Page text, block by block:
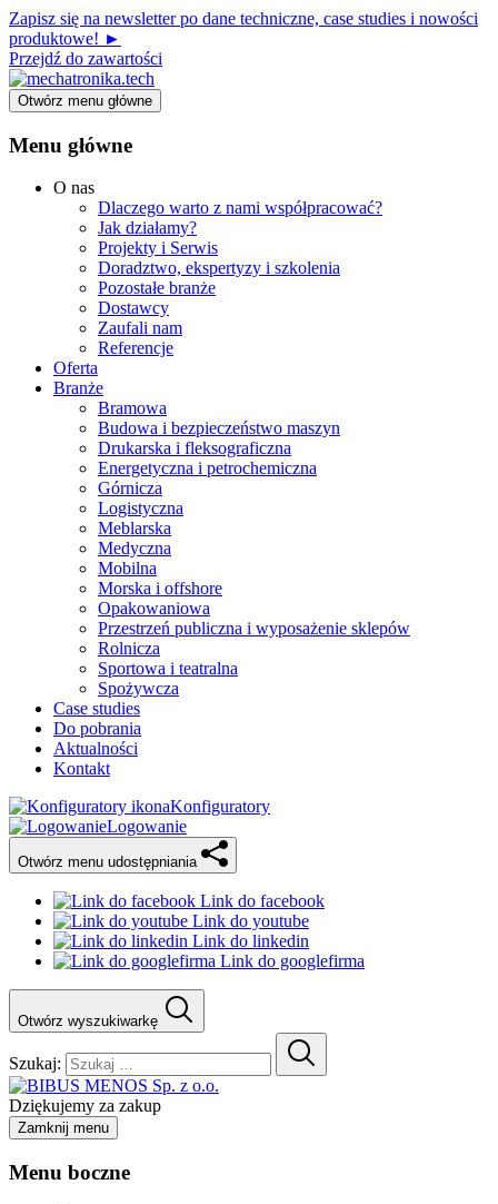
Zapisz się na newsletter po dane techniczne, case studies i nowości
produktowe! ►
Przejdź do zawartości
Otwórz menu główne
Menu główne
O nas
Dlaczego warto z nami współpracować?
Jak działamy?
Projekty i Serwis
Doradztwo, ekspertyzy i szkolenia
Pozostałe branże
Dostawcy
Zaufali nam
Referencje
Oferta
Branże
Bramowa
Budowa i bezpieczeństwo maszyn
Drukarska i fleksograficzna
Energetyczna i petrochemiczna
Górnicza
Logistyczna
Meblarska
Medyczna
Mobilna
Morska i offshore
Opakowaniowa
Przestrzeń publiczna i wyposażenie sklepów
Rolnicza
Sportowa i teatralna
Spożywcza
Case studies
Do pobrania
Aktualności
Kontakt
Konfiguratory
Logowanie
Otwórz menu udostępniania
Link do facebook
Link do youtube
Link do linkedin
Link do googlefirma
Otwórz wyszukiwarkę
Szukaj:
Dziękujemy za zakup
Zamknij menu
Menu boczne